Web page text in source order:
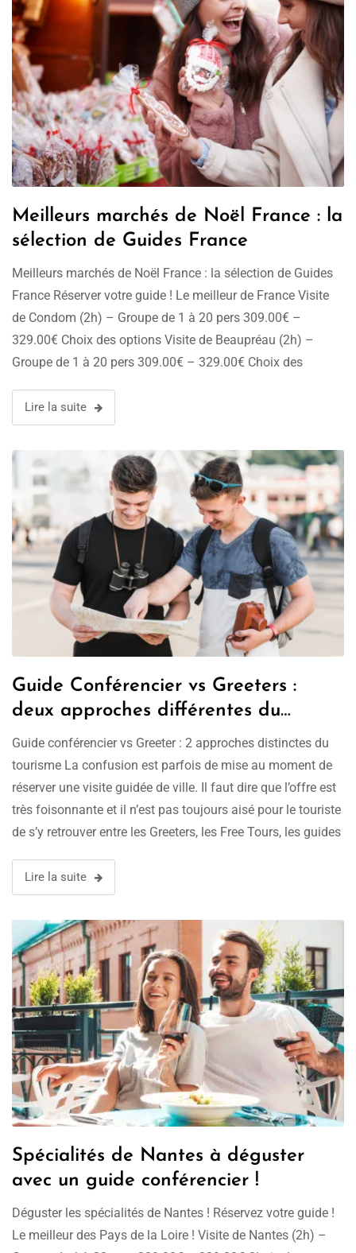
Meilleurs marchés de Noël France : la
sélection de Guides France
Meilleurs marchés de Noël France : la sélection de Guides
France Réserver votre guide ! Le meilleur de France Visite
de Condom (2h) – Groupe de 1 à 20 pers 309.00€ –
329.00€ Choix des options Visite de Beaupréau (2h) –
Groupe de 1 à 20 pers 309.00€ – 329.00€ Choix des
Lire la suite
Guide Conférencier vs Greeters :
deux approches différentes du
tourisme
Guide conférencier vs Greeter : 2 approches distinctes du
tourisme La confusion est parfois de mise au moment de
réserver une visite guidée de ville. Il faut dire que l’offre est
très foisonnante et il n’est pas toujours aisé pour le touriste
de s’y retrouver entre les Greeters, les Free Tours, les guides
Lire la suite
Spécialités de Nantes à déguster
avec un guide conférencier !
Déguster les spécialités de Nantes ! Réservez votre guide !
Le meilleur des Pays de la Loire ! Visite de Nantes (2h) –